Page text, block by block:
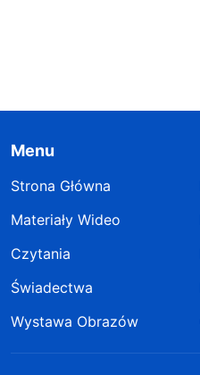
Menu
Strona Główna
Materiały Wideo
Czytania
Świadectwa
Wystawa Obrazów